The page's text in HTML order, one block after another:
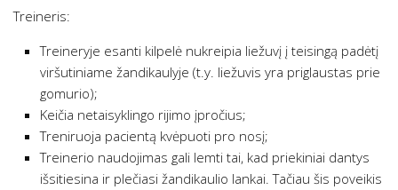
Treineris:
Treineryje esanti kilpelė nukreipia liežuvį į teisingą padėtį
viršutiniame žandikaulyje (t.y. liežuvis yra priglaustas prie
gomurio);
Keičia netaisyklingo rijimo įpročius;
Treniruoja pacientą kvėpuoti pro nosį;
Treinerio naudojimas gali lemti tai, kad priekiniai dantys
išsitiesina ir plečiasi žandikaulio lankai. Tačiau šis poveikis